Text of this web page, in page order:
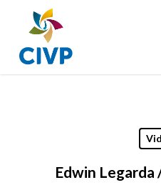
main
content
Edwin Legarda